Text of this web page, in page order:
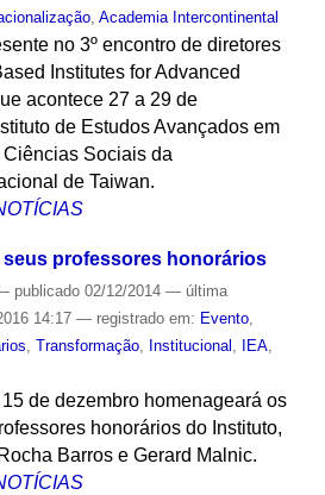
, Academia Intercontinental
no 3º encontro de diretores
Institutes for Advanced
acontece 27 a 29 de
de Estudos Avançados em
Sociais da
de Taiwan.
seus professores honorários
publicado02/12/2014 — última
14:17 — registrado em: Evento,
, Transformação, Institucional , IEA,
de dezembro homenageará os
honorários do Instituto,
Barros e Gerard Malnic.